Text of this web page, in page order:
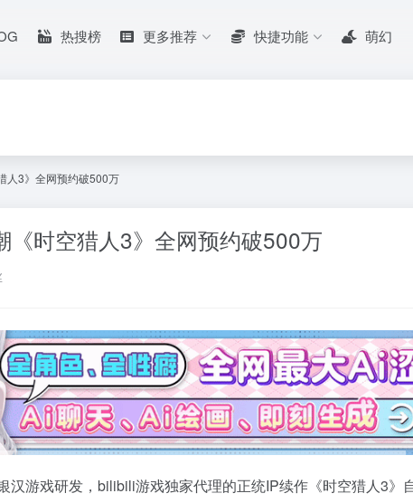
热搜榜 更多推荐 快捷功能 萌幻
人3》全网预约破500万
《时空猎人3》全网预约破500万
汉游戏研发，bilibili游戏独家代理的正统IP续作《时空猎人3》